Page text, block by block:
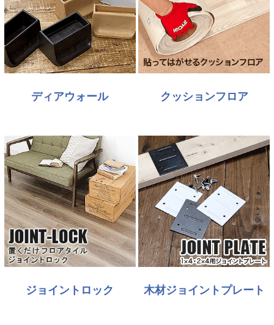
ディアウォール クッションフロア
ジョイントロック 木材ジョイントプレート